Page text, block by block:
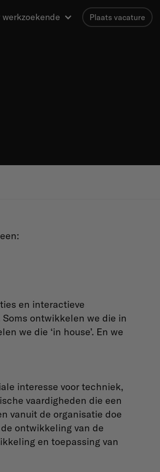
werkzoekende Plaats vacature
en interactieve
ontwikkelen we die in
we die ‘in house’. En we
interesse voor techniek,
vaardigheden die een
vanuit de organisatie doe
ontwikkeling van de
en toepassing van